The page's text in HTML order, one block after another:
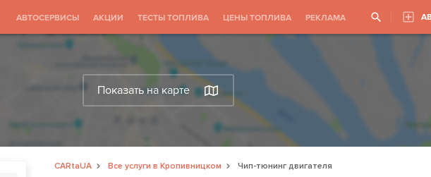
АВТОСЕРВИСЫ АКЦИИ ТЕСТЫ ТОПЛИВА ЦЕНЫ ТОПЛИВА РЕКЛАМА
Показать на карте
CARtaUA Все услуги в Кропивницком
Чип-тюнинг двигателя